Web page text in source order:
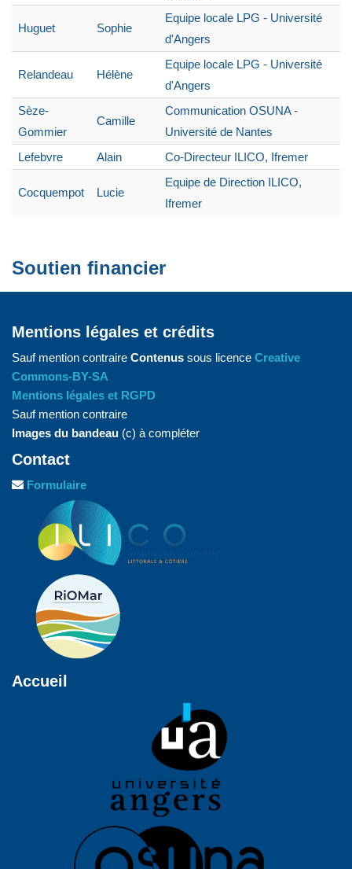
Huguet Sophie
Equipe locale LPG - Université
d'Angers
Relandeau Hélène
Equipe locale LPG - Université
d'Angers
Sèze-
Gommier
Camille
Communication OSUNA -
Université de Nantes
Lefebvre
Alain Co-Directeur ILICO, Ifremer
Cocquempot Lucie
Equipe de Direction ILICO,
Ifremer
Soutien financier
Mentions légales et crédits
Sauf mention contraire Contenus sous licence Creative
Commons-BY-SA
Mentions légales et RGPD
Sauf mention contraire
Images du bandeau (c) à compléter
Contact
Formulaire
Accueil